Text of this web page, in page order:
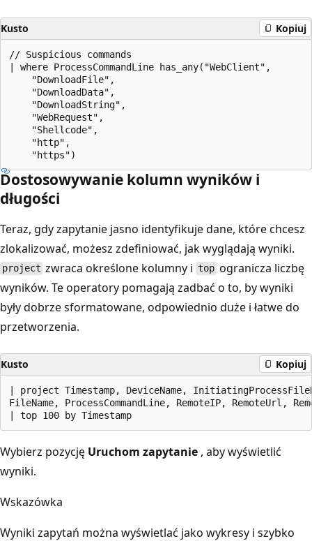
Kusto Kopiuj
// Suspicious commands
| where ProcessCommandLine has_any("WebClient",
    "DownloadFile",
    "DownloadData",
    "DownloadString",
    "WebRequest",
    "Shellcode",
    "http",
Dostosowywanie kolumn wyników i
długości
Teraz, gdy zapytanie jasno identyfikuje dane, które chcesz
zlokalizować, możesz zdefiniować, jak wyglądają wyniki.
project zwraca określone kolumny itopogranicza liczbę
wyników. Te operatory pomagają zadbać o to, by wyniki
były dobrze sformatowane, odpowiednio duże i łatwe do
przetworzenia.
Kusto Kopiuj
| project Timestamp, DeviceName,
FileName, ProcessCommandLine, RemoteIP, RemoteUrl,
Wybierz pozycję Uruchom zapytanie , aby wyświetlić
wyniki.
Wskazówka
Wyniki zapytań można wyświetlać jako wykresy i szybko